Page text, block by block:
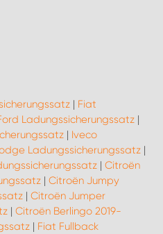
| Fiat
Ladungssicherungssatz |
| Iveco
Ladungssicherungssatz|
| Citroën
| Citroën Jumpy
| Citroën Jumper
| Citroën Berlingo 2019-
| Fiat Fullback